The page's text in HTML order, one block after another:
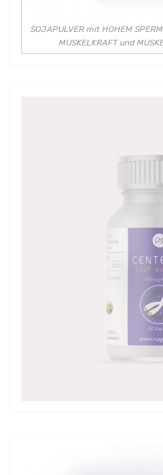
SOJAPULVER mit HOHEM
MUSKELKRAFT und